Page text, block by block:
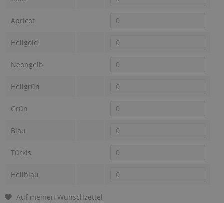
Apricot
Hellgold
Neongelb
Hellgrün
Grün
Blau
Türkis
Hellblau
Auf meinen Wunschzettel